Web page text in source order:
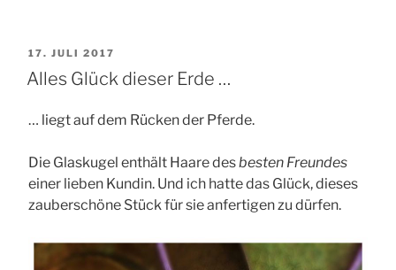
VERÖFFENTLICHT
AM
17. JULI 2017
Alles Glück dieser Erde …
… liegt auf dem Rücken der Pferde.
Die Glaskugel enthält Haare desbesten Freundes
einer lieben Kundin. Und ich hatte das Glück, dieses
zauberschöne Stück für sie anfertigen zu dürfen.